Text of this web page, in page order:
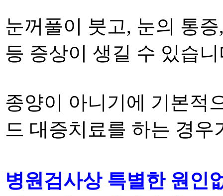
눈꺼풀이 붓고, 눈의 통증
등 증상이 생길 수 있습
종양이 아니기에 기본적
드 대증치료를 하는 경
병원검사상 특별한 원인